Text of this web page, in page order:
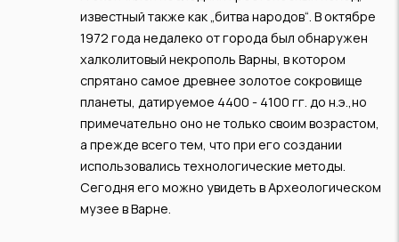
известный также как „битва народов“. В октябре
1972 года недалеко от города был обнаружен
халколитовый некрополь Варны, в котором
спрятано самое древнее золотое сокровище
планеты, датируемое 4400 - 4100 гг. до н.э.,но
примечательно оно не только своим возрастом,
а прежде всего тем, что при его создании
использовались технологические методы.
Сегодня его можно увидеть в Археологическом
музее в Варне.